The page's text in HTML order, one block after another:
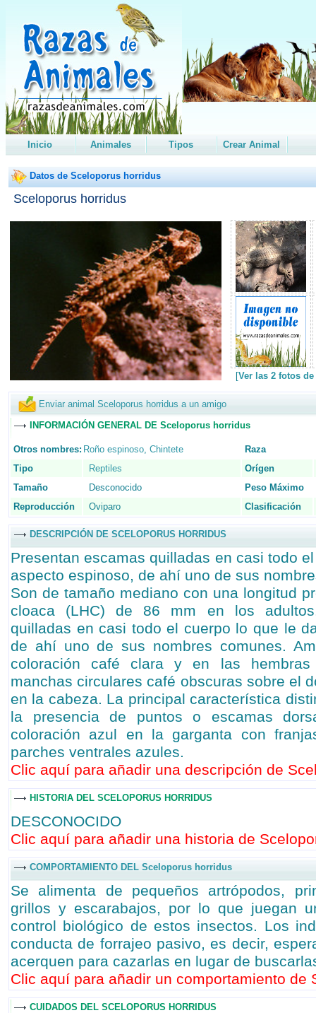
Inicio Animales Tipos Crear Animal
Datos de Sceloporus horridus
Sceloporus horridus
[Ver las 2 fotos
Enviar animal Sceloporus horridus a un amigo
INFORMACIÓN GENERAL DE Sceloporus horridus
Otros nombres: Roño espinoso, Chintete
Raza
Tipo
Reptiles
Orígen
Tamaño
Desconocido Peso Máximo
Reproducción
Oviparo Clasificación
DESCRIPCIÓN DE SCELOPORUS HORRIDUS
Presentan escamas quilladas en casi todo
aspecto espinoso, de ahí uno de sus
Son de tamaño mediano con una longitud
cloaca (LHC) de 86 mm en los
quilladas en casi todo el cuerpo lo que le
de ahí uno de sus nombres comunes.
coloración café clara y en las
manchas circulares café obscuras sobre el
en la cabeza. La principal característica
la presencia de puntos o escamas
coloración azul en la garganta con
parches ventrales azules.
Clic aquí para añadir una descripción de
HISTORIA DEL SCELOPORUS HORRIDUS
DESCONOCIDO
Clic aquí para añadir una historia de
COMPORTAMIENTO DEL Sceloporus horridus
Se alimenta de pequeños artrópodos,
grillos y escarabajos, por lo que juegan
control biológico de estos insectos. Los
conducta de forrajeo pasivo, es decir,
acerquen para cazarlas en lugar de
Clic aquí para añadir un comportamiento de
CUIDADOS DEL SCELOPORUS HORRIDUS